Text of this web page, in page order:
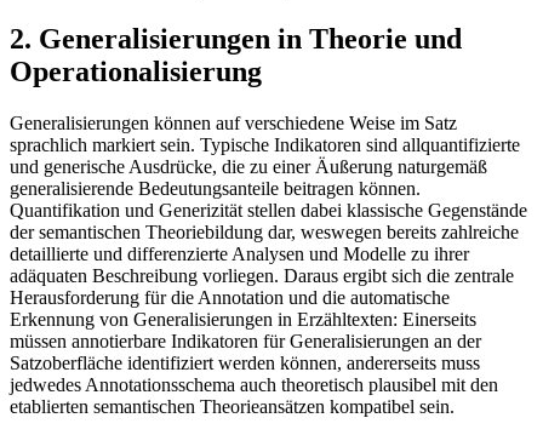
2. Generalisierungen in Theorie und
Operationalisierung
Generalisierungen können auf verschiedene Weise im Satz
sprachlich markiert sein. Typische Indikatoren sind allquantifizierte
und generische Ausdrücke, die zu einer Äußerung naturgemäß
generalisierende Bedeutungsanteile beitragen können.
Quantifikation und Generizität stellen dabei klassische Gegenstände
der semantischen Theoriebildung dar, weswegen bereits zahlreiche
detaillierte und differenzierte Analysen und Modelle zu ihrer
adäquaten Beschreibung vorliegen. Daraus ergibt sich die zentrale
Herausforderung für die Annotation und die automatische
Erkennung von Generalisierungen in Erzähltexten: Einerseits
müssen annotierbare Indikatoren für Generalisierungen an der
Satzoberfläche identifiziert werden können, andererseits muss
jedwedes Annotationsschema auch theoretisch plausibel mit den
etablierten semantischen Theorieansätzen kompatibel sein.